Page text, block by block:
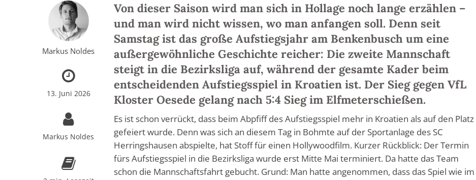
Markus Noldes
13. Juni 2026
Markus Noldes
Von dieser Saison wird man sich in Hollage noch lange erzählen –
und man wird nicht wissen, wo man anfangen soll. Denn seit
Samstag ist das große Aufstiegsjahr am Benkenbusch um eine
außergewöhnliche Geschichte reicher: Die zweite Mannschaft
steigt in die Bezirksliga auf, während der gesamte Kader beim
entscheidenden Aufstiegsspiel in Kroatien ist. Der Sieg gegen VfL
Kloster Oesede gelang nach 5:4 Sieg im Elfmeterschießen.
Es ist schon verrückt, dass beim Abpfiff des Aufstiegsspiel mehr in Kroatien als auf den Platz
gefeiert wurde. Denn was sich an diesem Tag in Bohmte auf der Sportanlage des SC
Herringshausen abspielte, hat Stoff für einen Hollywoodfilm. Kurzer Rückblick: Der Termin
fürs Aufstiegsspiel in die Bezirksliga wurde erst Mitte Mai terminiert. Da hatte das Team
schon die Mannschaftsfahrt gebucht. Grund: Man hatte angenommen, dass das Spiel wie im